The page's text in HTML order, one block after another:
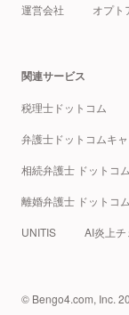
運営会社 オプト
関連サービス
税理士ドットコム
弁護士ドットコムキ
相続弁護士 ドットコム
離婚弁護士 ドットコム
UNITIS AI炎上
© Bengo4.com, Inc.